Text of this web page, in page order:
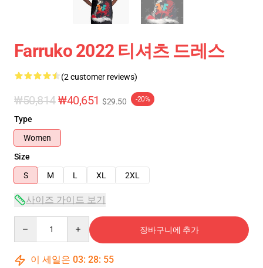
Farruko 2022 티셔츠 드레스
(2 customer reviews)
₩50,814₩40,651 $29.50 -20%
Type
Women
Size
S
M L XL 2XL
사이즈 가이드 보기
장바구니에 추가
이 세일은 03: 28: 55